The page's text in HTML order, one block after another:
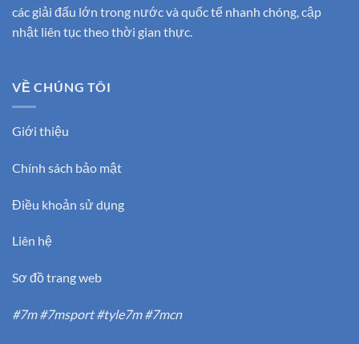
các giải đấu lớn trong nước và quốc tế nhanh chóng, cập
nhật liên tục theo thời gian thực.
VỀ CHÚNG TÔI
Giới thiệu
Chính sách bảo mật
Điều khoản sử dụng
Liên hệ
Sơ đồ trang web
#7m #7msport #tyle7m #7mcn